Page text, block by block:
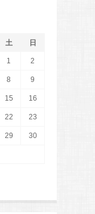
土 日
1 2
8 9
15 16
22 23
29 30